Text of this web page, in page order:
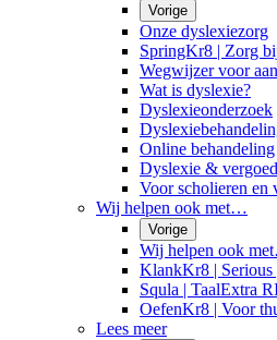
Vorige
Onze dyslexiezorg
SpringKr8 | Zorg
Wegwijzer voor
Wat is dyslexie?
Dyslexieonderzoek
Online behandeling
Dyslexie &
Voor scholieren en
Wij helpen ook met…
Vorige
Wij helpen ook
KlankKr8 | Serious
Squla | TaalExtra
OefenKr8 | Voor
Lees meer